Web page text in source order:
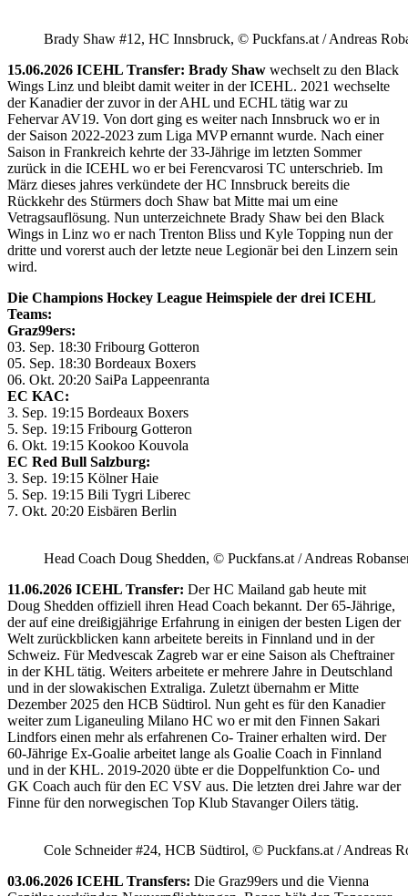
Brady Shaw #12, HC Innsbruck, © Puckfans.at / Andreas
15.06.2026 ICEHL Transfer: Brady Shaw wechselt zu den Black
Wings Linz und bleibt damit weiter in der ICEHL. 2021 wechselte
der Kanadier der zuvor in der AHL und ECHL tätig war zu
Fehervar AV19. Von dort ging es weiter nach Innsbruck wo er in
der Saison 2022-2023 zum Liga MVP ernannt wurde. Nach einer
Saison in Frankreich kehrte der 33-Jährige im letzten Sommer
zurück in die ICEHL wo er bei Ferencvarosi TC unterschrieb. Im
März dieses jahres verkündete der HC Innsbruck bereits die
Rückkehr des Stürmers doch Shaw bat Mitte mai um eine
Vetragsauflösung. Nun unterzeichnete Brady Shaw bei den Black
Wings in Linz wo er nach Trenton Bliss und Kyle Topping nun der
dritte und vorerst auch der letzte neue Legionär bei den Linzern sein
wird.
Die Champions Hockey League Heimspiele der drei ICEHL
Teams:
Graz99ers:
03. Sep. 18:30 Fribourg Gotteron
05. Sep. 18:30 Bordeaux Boxers
06. Okt. 20:20 SaiPa Lappeenranta
EC KAC:
3. Sep. 19:15 Bordeaux Boxers
5. Sep. 19:15 Fribourg Gotteron
6. Okt. 19:15 Kookoo Kouvola
EC Red Bull Salzburg:
3. Sep. 19:15 Kölner Haie
5. Sep. 19:15 Bili Tygri Liberec
7. Okt. 20:20 Eisbären Berlin
Head Coach Doug Shedden, © Puckfans.at / Andreas
11.06.2026 ICEHL Transfer: Der HC Mailand gab heute mit
Doug Shedden offiziell ihren Head Coach bekannt. Der 65-Jährige,
der auf eine dreißigjährige Erfahrung in einigen der besten Ligen der
Welt zurückblicken kann arbeitete bereits in Finnland und in der
Schweiz. Für Medvescak Zagreb war er eine Saison als Cheftrainer
in der KHL tätig. Weiters arbeitete er mehrere Jahre in Deutschland
und in der slowakischen Extraliga. Zuletzt übernahm er Mitte
Dezember 2025 den HCB Südtirol. Nun geht es für den Kanadier
weiter zum Liganeuling Milano HC wo er mit den Finnen Sakari
Lindfors einen mehr als erfahrenen Co- Trainer erhalten wird. Der
60-Jährige Ex-Goalie arbeitet lange als Goalie Coach in Finnland
und in der KHL. 2019-2020 übte er die Doppelfunktion Co- und
GK Coach auch für den EC VSV aus. Die letzten drei Jahre war der
Finne für den norwegischen Top Klub Stavanger Oilers tätig.
Cole Schneider #24, HCB Südtirol, © Puckfans.at / Andreas
03.06.2026 ICEHL Transfers: Die Graz99ers und die Vienna